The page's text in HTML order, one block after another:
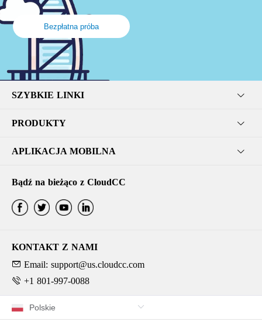
Bezpłatna próba
SZYBKIE LINKI
PRODUKTY
APLIKACJA MOBILNA
Bądź na bieżąco z CloudCC
KONTAKT Z NAMI
Email: support@us.cloudcc.com
+1 801-997-0088